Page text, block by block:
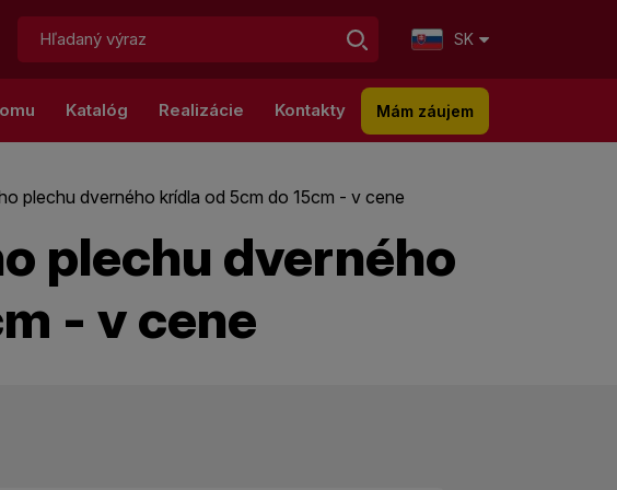
Hľadať: SK
Katalóg Realizácie Kontakty Mám záujem
plechu dverného krídla od 5cm do 15cm - v cene
plechu dverného
- v cene